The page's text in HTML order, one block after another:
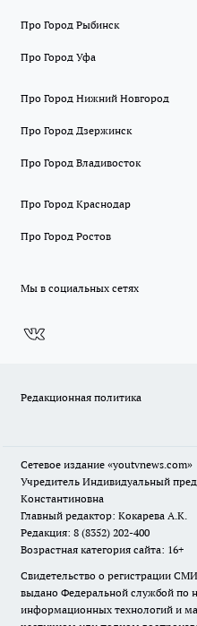
Про Город Рыбинск
Про Город Уфа
Про Город Нижний Новгород
Про Город Дзержинск
Про Город Владивосток
Про Город Краснодар
Про Город Ростов
Мы в социальных сетях
Редакционная политика
Сетевое издание «youtvnews.com»
Учредитель Индивидуальный
Константиновна
Главный редактор: Кокарева А.К.
Редакция: 8 (8352) 202-400
Возрастная категория сайта: 16+
Свидетельство о регистрации
выдано Федеральной службой по
информационных технологий и